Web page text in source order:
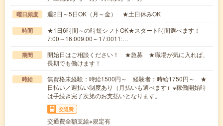
曜日頻度 週2日～5日OK（月～金） ★土日休みOK
時間
★1日6時間～の時短シフトOK★スタート時間選べます！
7:00～16:009:00～17:0011:…
期間
開始日はご相談ください！ ★急募 ★職場が気に入れば、
長期でも働けます！
時給
無資格未経験：時給1500円～ 経験者：時給1750円～ ★
日払い／週払い制度あり（月払いも選べます）※稼働開始時
は手続き完了次第のお支払いとなります。
交通費
交通費全額支給※規定有